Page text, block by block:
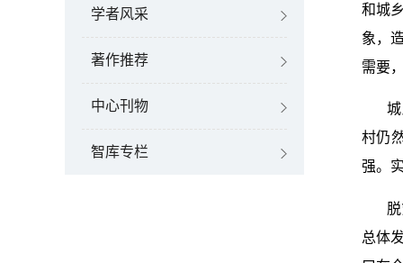
学者风采
著作推荐
中心刊物
智库专栏
和城
象，
需要
村仍
强。
总体